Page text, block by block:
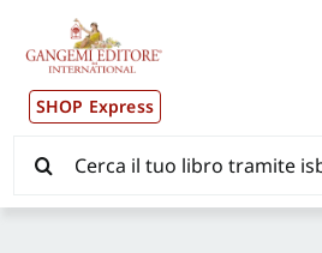
contenuto
SHOP Express
Pubblicazioni
News ed Eventi
per: